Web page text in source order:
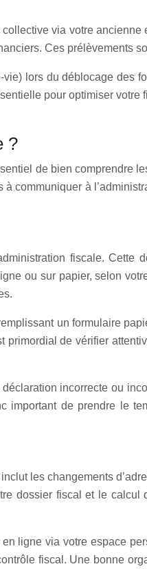
via votre
Ces prélèvements
lors du déblocage des
pour optimiser
?
de bien comprendre
communiquer à
fiscale. Cette
ou sur papier, selon
un formulaire
de vérifier
incorrecte ou
de prendre le
les changements
dossier fiscal et le
ligne via votre espace
fiscal. Une bonne